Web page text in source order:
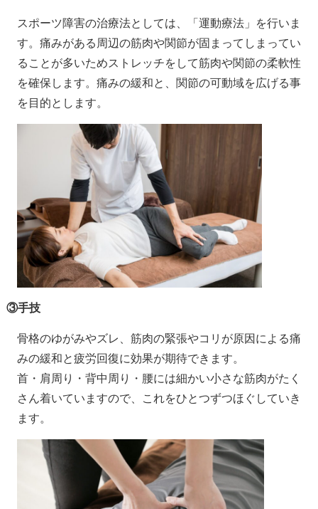
スポーツ障害の治療法としては、「運動療法」を行いま
す。痛みがある周辺の筋肉や関節が固まってしまってい
ることが多いためストレッチをして筋肉や関節の柔軟性
を確保します。痛みの緩和と、関節の可動域を広げる事
を目的とします。
③手技
骨格のゆがみやズレ、筋肉の緊張やコリが原因による痛
みの緩和と疲労回復に効果が期待できます。
首・肩周り・背中周り・腰には細かい小さな筋肉がたく
さん着いていますので、これをひとつずつほぐしていき
ます。